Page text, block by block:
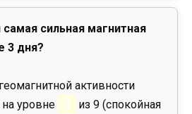
сильная магнитная
3 дня?
активности
уровне
0
из 9 (спокойная